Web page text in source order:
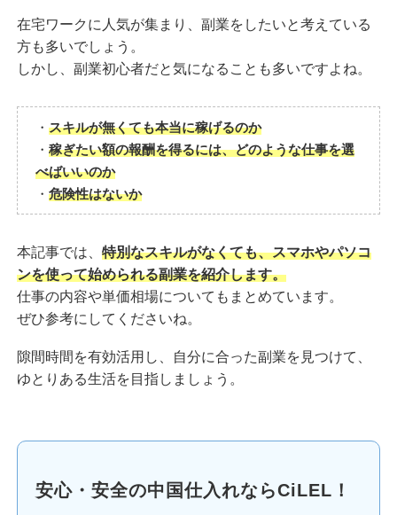
在宅ワークに人気が集まり、副業をしたいと考えている
方も多いでしょう。
しかし、副業初心者だと気になることも多いですよね。
・ スキルが無くても本当に稼げるのか
・ 稼ぎたい額の報酬を得るには、どのような仕事を選
べばいいのか
・ 危険性はないか
本記事では、 特別なスキルがなくても、スマホやパソコ
ンを使って始められる副業を紹介します。
仕事の内容や単価相場についてもまとめています。
ぜひ参考にしてくださいね。
隙間時間を有効活用し、自分に合った副業を見つけて、
ゆとりある生活を目指しましょう。
安心・安全の中国仕入れならCiLEL！